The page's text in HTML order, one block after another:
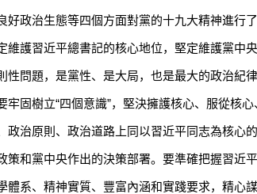
好政治生態等四個方面對黨的十九大精神進行
護習近平總書記的核心地位，堅定維護黨中
性問題，是黨性、是大局，也是最大的政治紀
牢固樹立“四個意識”，堅決擁護核心、服從核
政治原則、政治道路上同以習近平同志為核心
策和黨中央作出的決策部署。要準確把握習近
體系、精神實質、豐富內涵和實踐要求，精心謀